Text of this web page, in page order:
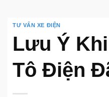
TƯ VẤN XE ĐIỆN
Lưu Ý
Tô Điện